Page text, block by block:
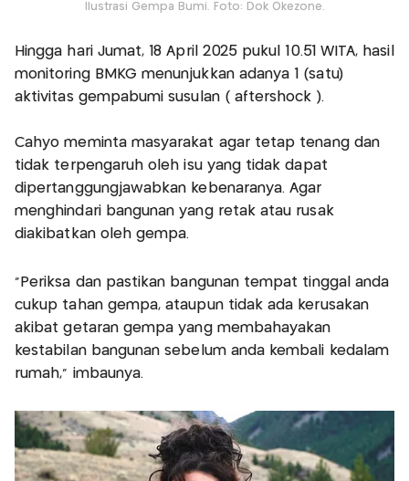
Ilustrasi Gempa Bumi. Foto: Dok Okezone.
Hingga hari Jumat, 18 April 2025 pukul 10.51 WITA, hasil
monitoring BMKG menunjukkan adanya 1 (satu)
aktivitas gempabumi susulan ( aftershock ).
Cahyo meminta masyarakat agar tetap tenang dan
tidak terpengaruh oleh isu yang tidak dapat
dipertanggungjawabkan kebenaranya. Agar
menghindari bangunan yang retak atau rusak
diakibatkan oleh gempa.
"Periksa dan pastikan bangunan tempat tinggal anda
cukup tahan gempa, ataupun tidak ada kerusakan
akibat getaran gempa yang membahayakan
kestabilan bangunan sebelum anda kembali kedalam
rumah," imbaunya.